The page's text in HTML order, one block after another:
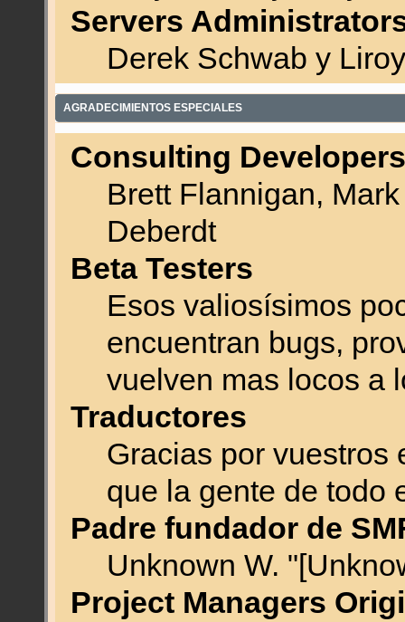
Servers
Derek Schwab y
AGRADECIMIENTOS ESPECIALES
Consulting Developers
Brett Flannigan,
Deberdt
Beta Testers
Esos valiosísimos
encuentran bugs,
vuelven mas locos a
Traductores
Gracias por vuestros
que la gente de todo
Padre fundador de
Unknown W.
Project Managers